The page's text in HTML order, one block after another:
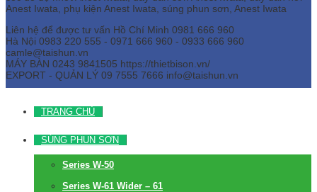
Anest Iwata, phụ kiện Anest Iwata, súng phun sơn, Anest Iwata
Liên hệ để được tư vấn Hồ Chí Minh 0981 666 960
Hà Nội 0983 220 555 - 0971 666 960 - 0933 666 960
camle@taishun.vn
MÁY BÀN 0243 9841505 https://thietbison.vn/
EXPORT - QUẢN LÝ 09 7555 7666 info@taishun.vn
TRANG CHỦ
SÚNG PHUN SƠN
Series W-50
Series W-61 Wider – 61